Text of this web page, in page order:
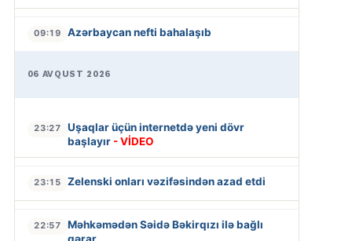
09:19 Azərbaycan nefti bahalaşıb
06 AVQUST 2026
23:27
Uşaqlar üçün internetdə yeni dövr
başlayır - VİDEO
23:15 Zelenski onları vəzifəsindən azad etdi
22:57
Məhkəmədən Səidə Bəkirqızı ilə bağlı